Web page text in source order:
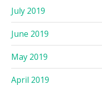
July 2019
June 2019
May 2019
April 2019